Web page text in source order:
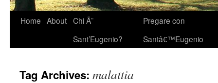
Home About Chi Ã¨
Sant’Eugenio?
Pregare con
Santâ€™Eugenio
Tag Archives: malattia